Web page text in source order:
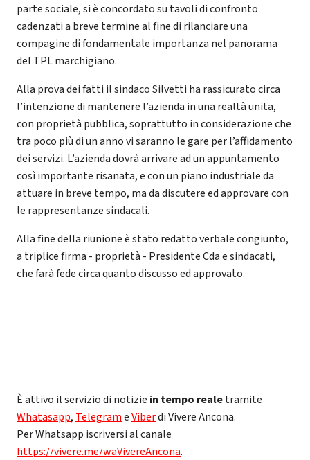
parte sociale, si è concordato su tavoli di confronto
cadenzati a breve termine al fine di rilanciare una
compagine di fondamentale importanza nel panorama
del TPL marchigiano.
Alla prova dei fatti il sindaco Silvetti ha rassicurato circa
l’intenzione di mantenere l’azienda in una realtà unita,
con proprietà pubblica, soprattutto in considerazione che
tra poco più di un anno vi saranno le gare per l’affidamento
dei servizi. L’azienda dovrà arrivare ad un appuntamento
così importante risanata, e con un piano industriale da
attuare in breve tempo, ma da discutere ed approvare con
le rappresentanze sindacali.
Alla fine della riunione è stato redatto verbale congiunto,
a triplice firma - proprietà - Presidente Cda e sindacati,
che farà fede circa quanto discusso ed approvato.
È attivo il servizio di notizie in tempo realetramite
Whatasapp, TelegrameViberdi Vivere Ancona.
Per Whatsapp iscriversi al canale
https://vivere.me/waVivereAncona.